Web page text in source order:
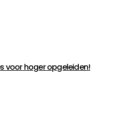
voor hoger opgeleiden!